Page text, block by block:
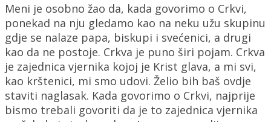
Meni je osobno žao da, kada govorimo o Crkvi,
ponekad na nju gledamo kao na neku užu skupinu
gdje se nalaze papa, biskupi i svećenici, a drugi
kao da ne postoje. Crkva je puno širi pojam. Crkva
je zajednica vjernika kojoj je Krist glava, a mi svi,
kao krštenici, mi smo udovi. Želio bih baš ovdje
staviti naglasak. Kada govorimo o Crkvi, najprije
bismo trebali govoriti da je to zajednica vjernika